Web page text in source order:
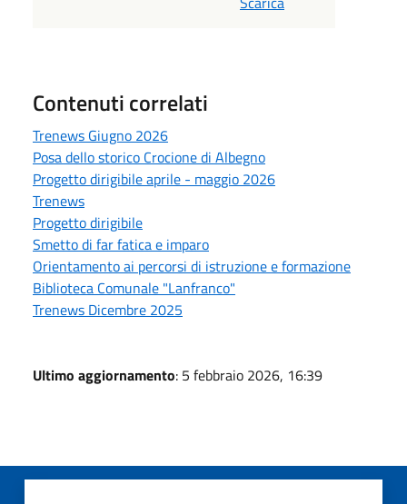
Contenuti correlati
Trenews Giugno 2026
Posa dello storico Crocione di Albegno
Progetto dirigibile aprile - maggio 2026
Trenews
Progetto dirigibile
Smetto di far fatica e imparo
Orientamento ai percorsi di istruzione e formazione
Biblioteca Comunale "Lanfranco"
Trenews Dicembre 2025
Ultimo aggiornamento: 5 febbraio 2026, 16:39